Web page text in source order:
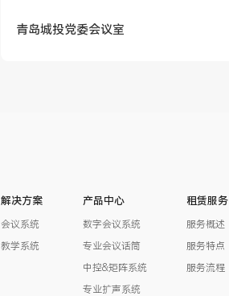
青岛城投党委会议室
解决方案
会议系统
教学系统
产品中心
数字会议系统
专业会议话筒
中控&矩阵系统
专业扩声系统
租赁服务
服务概述
服务特点
服务流程